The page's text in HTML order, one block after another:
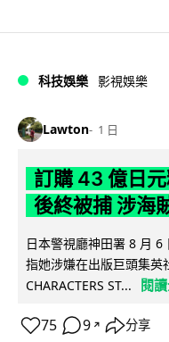
科技娛樂 影視娛樂
Lawton 1 日
訂購 43 億日
後終被捕 涉海
日本警視廳神田署 8 月 6
指她涉嫌在出版巨頭集英
CHARACTERS ST...
閱
75 9 ↗ 分享